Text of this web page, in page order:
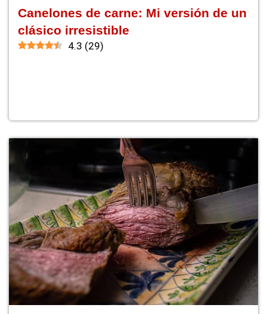
Canelones de carne: Mi versión de un
clásico irresistible
4.3 (29)